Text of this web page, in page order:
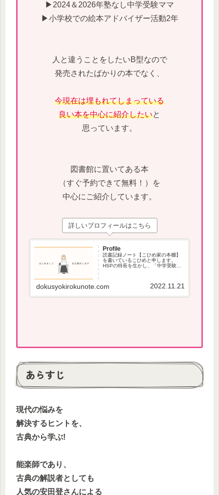
▶2024＆2026年塾なし中学受験ママ
▶小学校での絵本アドバイザー活動2年
人と違うことをしたいB型なので
発売されたばかりの本でなく、
今現在は埋もれてしまっている
良い本を中心に紹介したいと
思っています。
図書館に置いてある本
（すぐ予約できて無料！）を
中心にご紹介しています。
詳しいプロフィールはこちら
Profile
読書記録ノート【こひめ家の本棚】
を書いているこひめと申します。
HSPの特長を生かし、「中学受験」
dokusyokirokunote.com 2022.11.21
あらすじ
現代の悩みを
解決するヒントを、
古典から学ぶ!
能楽師であり、
古典の解説者としても
人気の安田登さんによる